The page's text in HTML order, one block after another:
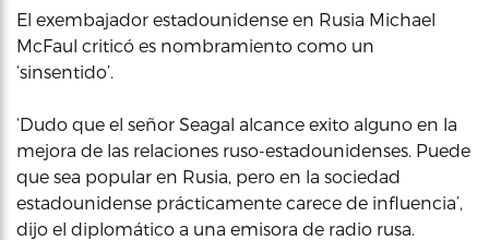
El exembajador estadounidense en Rusia Michael
McFaul criticó es nombramiento como un
‘sinsentido’.
‘Dudo que el señor Seagal alcance exito alguno en la
mejora de las relaciones ruso-estadounidenses. Puede
que sea popular en Rusia, pero en la sociedad
estadounidense prácticamente carece de influencia’,
dijo el diplomático a una emisora de radio rusa.